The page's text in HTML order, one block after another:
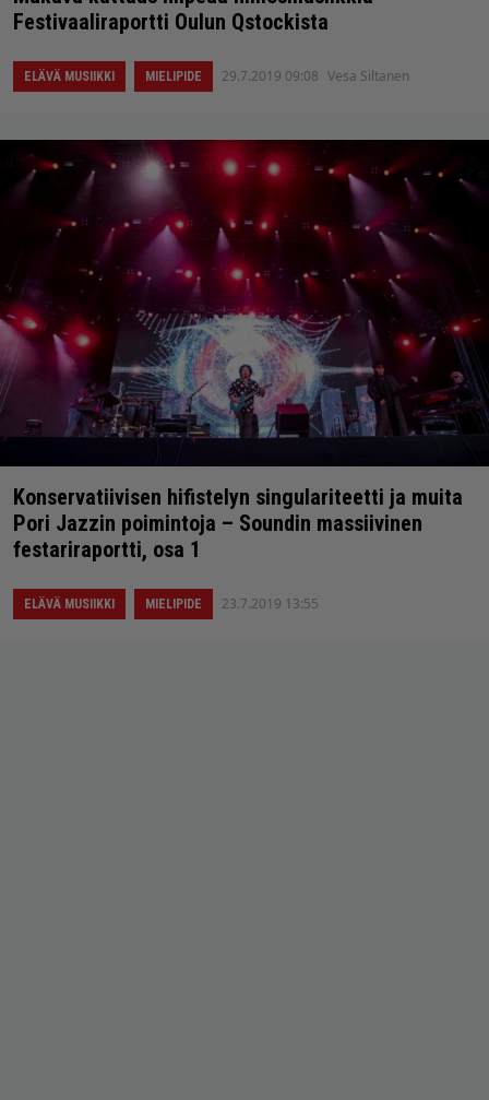
Festivaaliraportti Oulun Qstockista
ELÄVÄ MUSIIKKI MIELIPIDE 29.7.2019 09:08 Vesa Siltanen
Konservatiivisen hifistelyn singulariteetti ja muita
Pori Jazzin poimintoja – Soundin massiivinen
festariraportti, osa 1
ELÄVÄ MUSIIKKI MIELIPIDE 23.7.2019 13:55